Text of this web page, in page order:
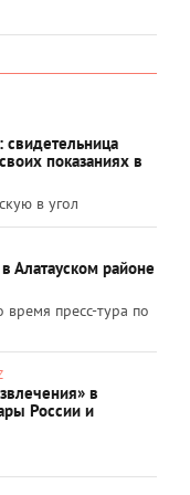
свидетельница
показаниях в
в угол
Алатауском районе
пресс-тура по
в
России и